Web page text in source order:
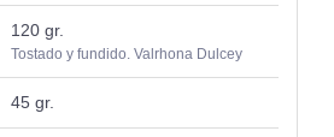
120gr.
Tostado y fundido. Valrhona Dulcey
45gr.